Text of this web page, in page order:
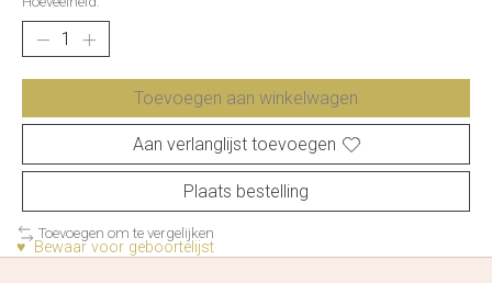
Toevoegen aan winkelwagen
Aan verlanglijst toevoegen
Plaats bestelling
Toevoegen om te vergelijken
♥ Bewaar voor geboortelijst